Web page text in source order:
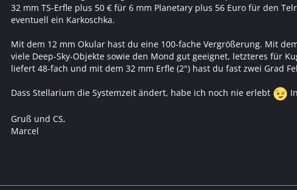
32 mm TS-Erfle plus 50 € für 6 mm Planetary plus 56 Euro für den
eventuell ein Karkoschka.
Mit dem 12 mm Okular hast du eine 100-fache Vergrößerung. Mit
viele Deep-Sky-Objekte sowie den Mond gut geeignet, letzteres für
liefert 48-fach und mit dem 32 mm Erfle (2") hast du fast zwei Grad
Dass Stellarium die Systemzeit ändert, habe ich noch nie erlebt
Gruß und CS,
Marcel